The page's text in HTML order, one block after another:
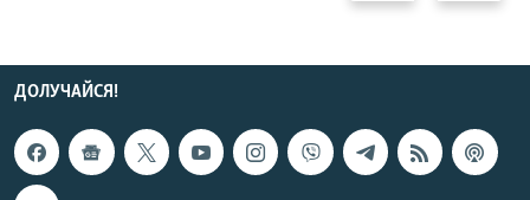
ДОЛУЧАЙСЯ!